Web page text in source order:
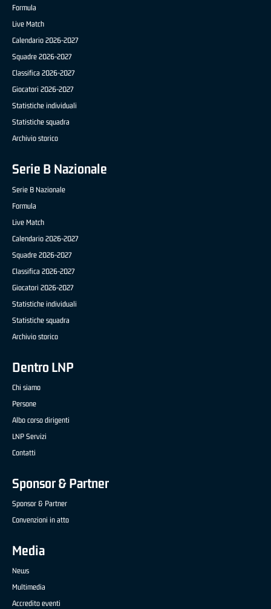
Formula
Live Match
Calendario 2026-2027
Squadre 2026-2027
Classifica 2026-2027
Giocatori 2026-2027
Statistiche individuali
Statistiche squadra
Archivio storico
Serie B Nazionale
Serie B Nazionale
Formula
Live Match
Calendario 2026-2027
Squadre 2026-2027
Classifica 2026-2027
Giocatori 2026-2027
Statistiche individuali
Statistiche squadra
Archivio storico
Dentro LNP
Chi siamo
Persone
Albo corso dirigenti
LNP Servizi
Contatti
Sponsor & Partner
Sponsor & Partner
Convenzioni in atto
Media
News
Multimedia
Accredito eventi